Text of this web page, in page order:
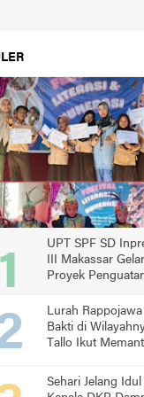
UPT SPF SD
III Makassar
Proyek
Lurah
Bakti di
Tallo Ikut
Sehari Jelang